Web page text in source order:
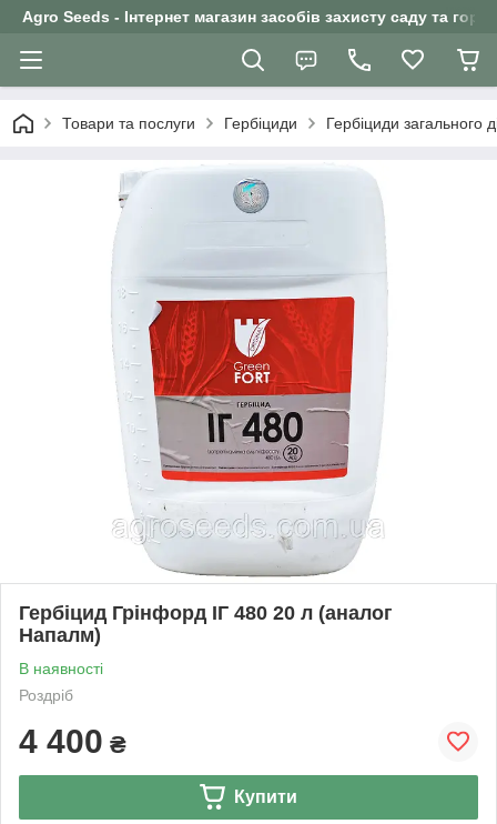
Agro Seeds - Інтернет магазин засобів захисту саду та
Товари та послуги Гербіциди Гербіциди загального
Гербіцид Грінфорд ІГ 480 20 л (аналог
Напалм)
В наявності
Роздріб
4 400 ₴
Купити